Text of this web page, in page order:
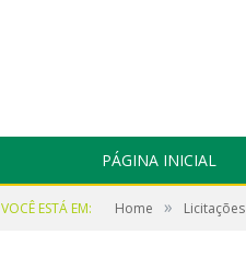
PÁGINA INICIAL
VOCÊ ESTÁ EM: Home » Licitações